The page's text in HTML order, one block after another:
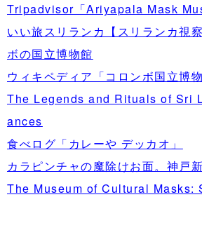
Tripadvisor「Ariyapala Mask
いい旅スリランカ【スリランカ視
ボの国立博物館
ウィキペディア「コロンボ国立博物
The Legends and Rituals of Sri
ances
食べログ「カレーや デッカオ」
カラピンチャの魔除けお面。神戸新
The Museum of Cultural Masks: